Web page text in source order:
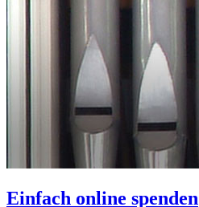
Einfach online spenden